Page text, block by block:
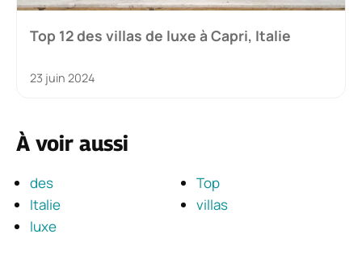
Top 12 des villas de luxe à Capri, Italie
23 juin 2024
À voir aussi
des
Italie
luxe
Top
villas